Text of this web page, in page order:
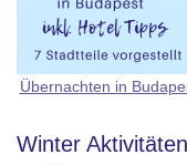
Übernachten in
Winter